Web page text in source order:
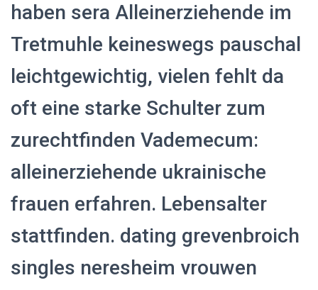
haben sera Alleinerziehende im
Tretmuhle keineswegs pauschal
leichtgewichtig, vielen fehlt da
oft eine starke Schulter zum
zurechtfinden Vademecum:
alleinerziehende ukrainische
frauen erfahren. Lebensalter
stattfinden. dating grevenbroich
singles neresheim vrouwen